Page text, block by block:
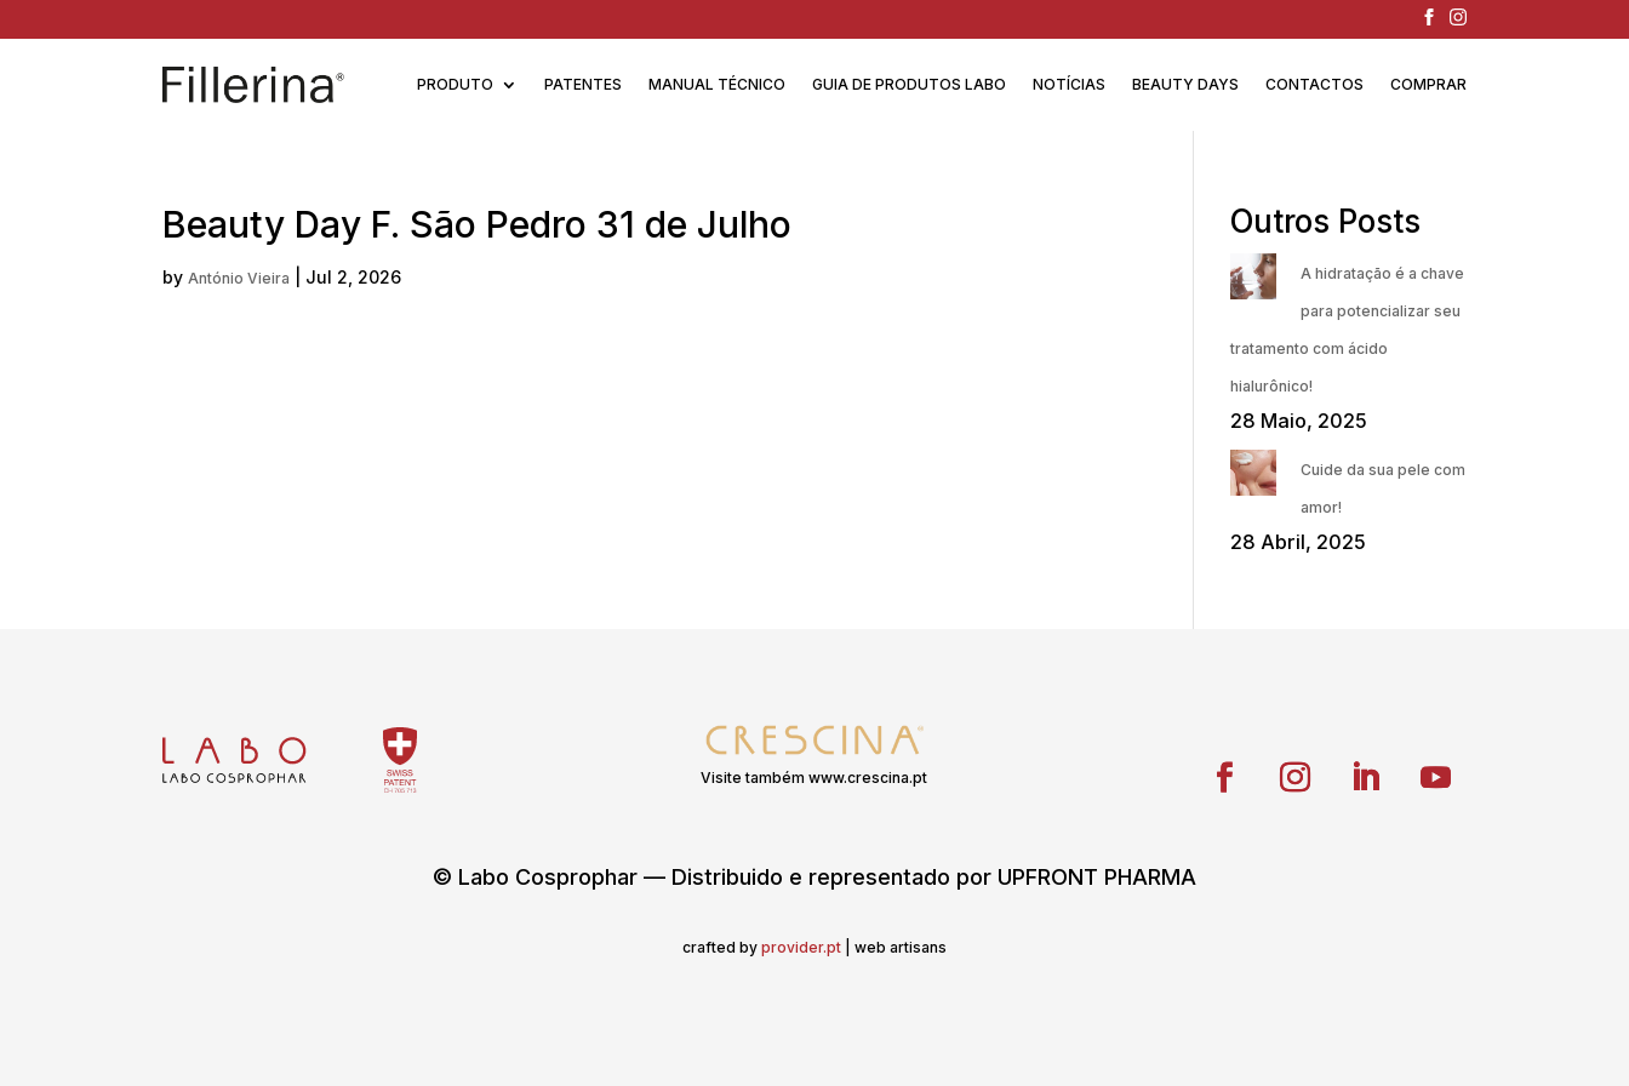
PRODUTO PATENTES MANUAL TÉCNICO GUIA DE PRODUTOS LABO NOTÍCIAS BEAUTY DAYS CONTACTOS COMPRAR
Beauty Day F. São Pedro 31 de Julho
by António Vieira Jul 2, 2026
Outros Posts
A hidratação é a chave
para potencializar seu
tratamento com ácido
hialurônico!
28 Maio, 2025
Cuide da sua pele com
amor!
28 Abril, 2025
Visite também www.crescina.pt
© Labo Cosprophar — Distribuido e representado por UPFRONT PHARMA
crafted by provider.pt | web artisans